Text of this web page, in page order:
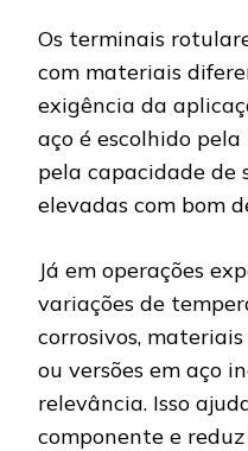
Os terminais
com materiais
exigência da
aço é escolhido
pela capacidade de
elevadas com bom
Já em operações
variações de
corrosivos,
ou versões em aço
relevância. Isso
componente e